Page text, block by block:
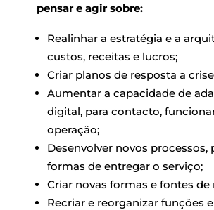
pensar e agir sobre:
Realinhar a estratégia e a
custos, receitas e lucros;
Criar planos de resposta a
Aumentar a capacidade de
digital, para contacto,
operação;
Desenvolver novos processos,
formas de entregar o serviço;
Criar novas formas e fontes de
Recriar e reorganizar funções